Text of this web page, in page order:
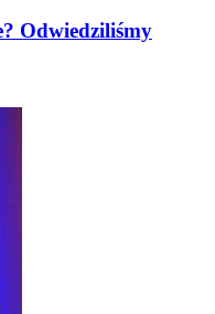
Odwiedziliśmy